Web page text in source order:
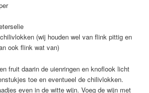
(wij houden wel van flink pittig en
ook flink wat van)
fruit daarin de uienringen en knoflook licht
toe en eventueel de chilivlokken.
even in de witte wijn. Voeg de wijn met